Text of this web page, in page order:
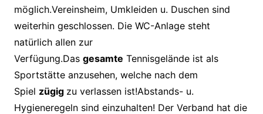
möglich.Vereinsheim, Umkleiden u. Duschen sind
weiterhin geschlossen. Die WC-Anlage steht
natürlich allen zur
Verfügung.Das gesamte Tennisgelände ist als
Sportstätte anzusehen, welche nach dem
Spiel zügig zu verlassen ist!Abstands- u.
Hygieneregeln sind einzuhalten! Der Verband hat die